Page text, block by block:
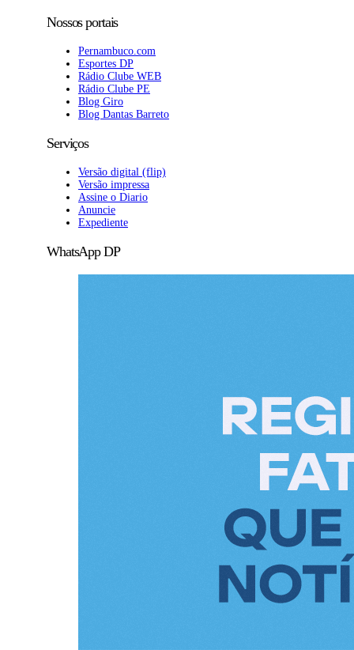
Nossos portais
Pernambuco.com
Esportes DP
Rádio Clube WEB
Rádio Clube PE
Blog Giro
Blog Dantas Barreto
Serviços
Versão digital (flip)
Versão impressa
Assine o Diario
Anuncie
Expediente
WhatsApp DP